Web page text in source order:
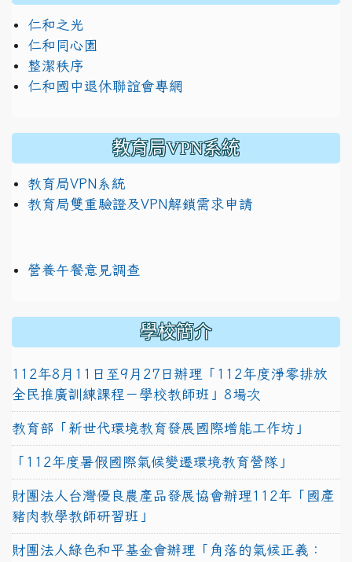
仁和之光
仁和同心園
整潔秩序
仁和國中退休聯誼會專網
教育局VPN系統
教育局VPN系統
教育局雙重驗證及VPN解鎖需求申請
營養午餐意見調查
學校簡介
112年8月11日至9月27日辦理「112年度淨零排放
全民推廣訓練課程－學校教師班」8場次
教育部「新世代環境教育發展國際增能工作坊」
「112年度暑假國際氣候變遷環境教育營隊」
財團法人台灣優良農產品發展協會辦理112年「國產
豬肉教學教師研習班」
財團法人綠色和平基金會辦理「角落的氣候正義：